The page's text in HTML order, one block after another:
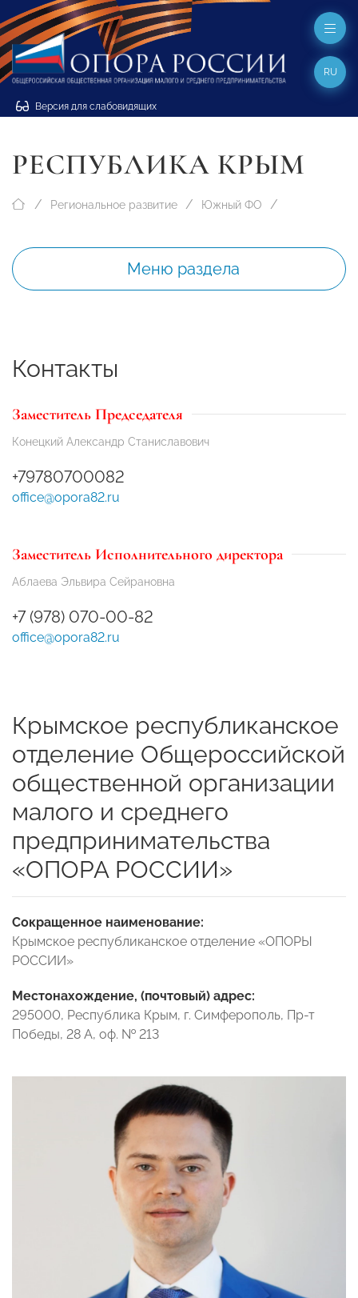
Версия для слабовидящих
RU
РЕСПУБЛИКА КРЫМ
Региональное развитие Южный ФО
Меню раздела
Контакты
Заместитель Председателя
Конецкий Александр Станиславович
+79780700082
office@opora82.ru
Заместитель Исполнительного директора
Аблаева Эльвира Сейрановна
+7 (978) 070-00-82
office@opora82.ru
Крымское республиканское
отделение Общероссийской
общественной организации
малого и среднего
предпринимательства
«ОПОРА РОССИИ»
Сокращенное наименование:
Крымское республиканское отделение «ОПОРЫ
РОССИИ»
Местонахождение, (почтовый) адрес:
295000, Республика Крым, г. Симферополь, Пр-т
Победы, 28 А, оф. № 213